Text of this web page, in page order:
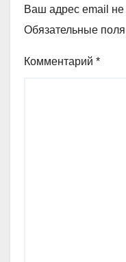
Ваш адрес email не
Обязательные
Комментарий *